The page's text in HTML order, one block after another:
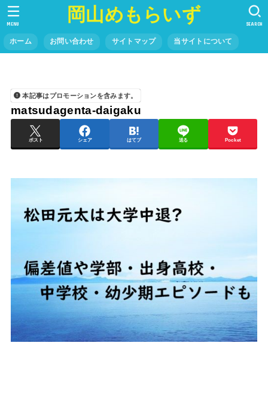
岡山めもらいず
ホーム お問い合わせ サイトマップ 当サイトについて
SEARCH
MENU
本記事はプロモーションを含みます。
matsudagenta-daigaku
ポスト シェア はてブ 送る Pocket